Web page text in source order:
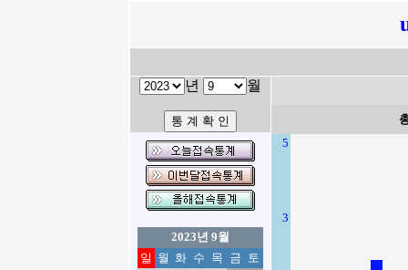
년 월
2023년 9월
일 월 화 수 목 금 토
5
3